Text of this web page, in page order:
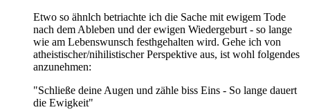
Etwo so ähnlch betriachte ich die Sache mit ewigem Tode
nach dem Ableben und der ewigen Wiedergeburt - so lange
wie am Lebenswunsch festhgehalten wird. Gehe ich von
atheistischer/nihilistischer Perspektive aus, ist wohl folgendes
anzunehmen:
"Schließe deine Augen und zähle biss Eins - So lange dauert
die Ewigkeit"